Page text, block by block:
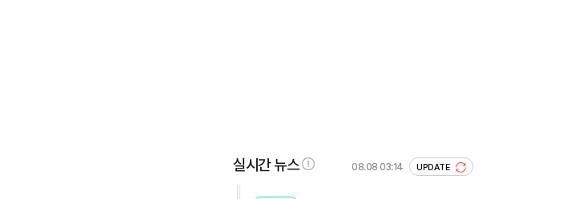
실시간 뉴스 08.08 03:14 UPDATE